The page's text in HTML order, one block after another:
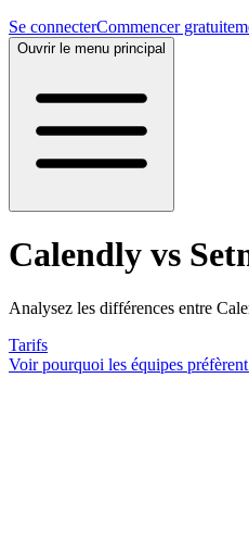
Se connecterCommencer
Ouvrir le menu principal
Calendly vs
Analysez les différences entre
Tarifs
Voir pourquoi les équipes